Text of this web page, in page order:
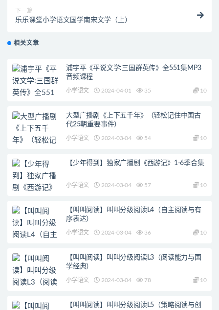
下一篇
乐乐课堂小学语文国学南宋文学（上）
相关文章
浦宇平《平说文学:三国群英传》全551集MP3
音频课程
小学语文 2024-04-01 35 10
大型广播剧《上下五千年》（轻松记住中国古
代25朝重要事件）
小学语文 2024-03-04 54 10
【少年得到】独家广播剧《西游记》1-6季合集
小学语文 2024-03-04 57 10
【叫叫阅读】叫叫分级阅读L4（自主阅读与有
序表达）
小学语文 2024-03-04 36 10
【叫叫阅读】叫叫分级阅读L3（阅读能力与国
学经典）
小学语文 2024-03-04 78 10
【叫叫阅读】叫叫分级阅读L5（策略阅读与创